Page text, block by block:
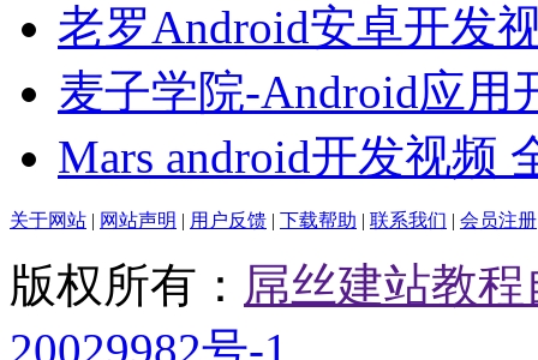
老罗Android安卓开发
麦子学院-Android应用
Mars android开发视频
关于网站 | 网站声明 | 用户反馈 | 下载帮助 | 联系我们 | 会员注册
版权所有： 屌丝建站教